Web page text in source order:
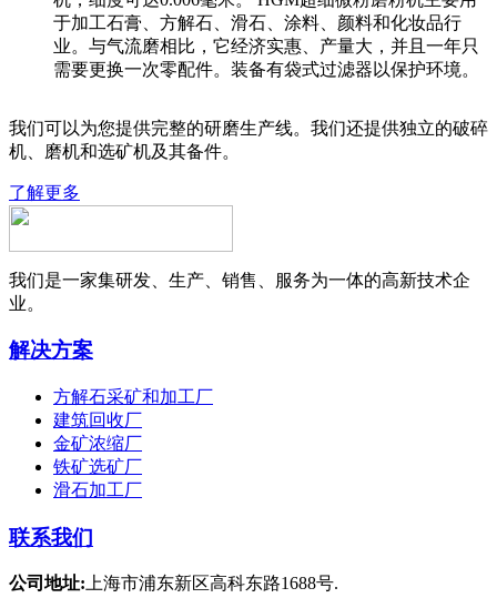
于加工石膏、方解石、滑石、涂料、颜料和化妆品行
业。与气流磨相比，它经济实惠、产量大，并且一年只
需要更换一次零配件。装备有袋式过滤器以保护环境。
我们可以为您提供完整的研磨生产线。我们还提供独立的破碎
机、磨机和选矿机及其备件。
了解更多
我们是一家集研发、生产、销售、服务为一体的高新技术企
业。
解决方案
方解石采矿和加工厂
建筑回收厂
金矿浓缩厂
铁矿选矿厂
滑石加工厂
联系我们
公司地址:上海市浦东新区高科东路1688号.